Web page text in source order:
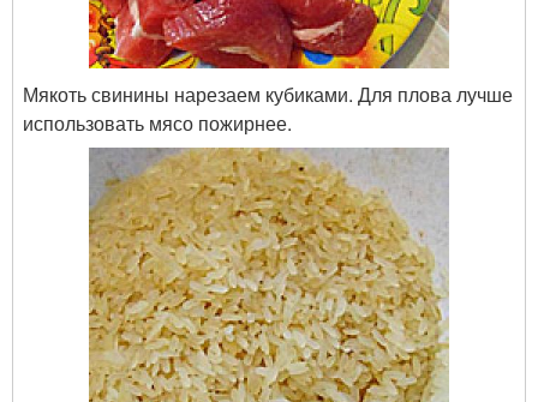
Мякоть свинины нарезаем кубиками. Для плова лучше
использовать мясо пожирнее.